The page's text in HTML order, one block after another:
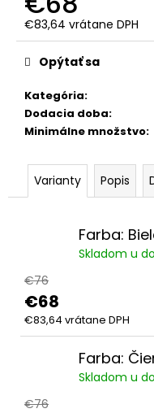
€83,64 vrátane DPH
Jednotková
cena:
Kategória:
Dodacia doba:
Minimálne množstvo:
Opýtať sa
Varianty Popis
Farba:
Skladom u
€76
€68
€83,64 vrátane DPH
Farba:
Skladom u
€76
e